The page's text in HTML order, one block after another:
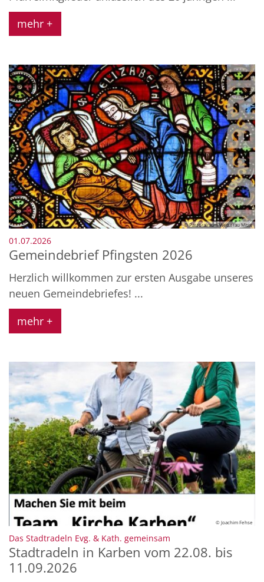
mehr +
© Pastoralraum Wetterau Mitte
01.07.2026:
Gemeindebrief Pfingsten 2026
Herzlich willkommen zur ersten Ausgabe unseres
neuen Gemeindebriefes! ...
mehr +
© Joachim Fehse
Das Stadtradeln Evg. & Kath. gemeinsam
Stadtradeln in Karben vom 22.08. bis
11.09.2026